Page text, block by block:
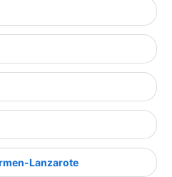
Lanzarote